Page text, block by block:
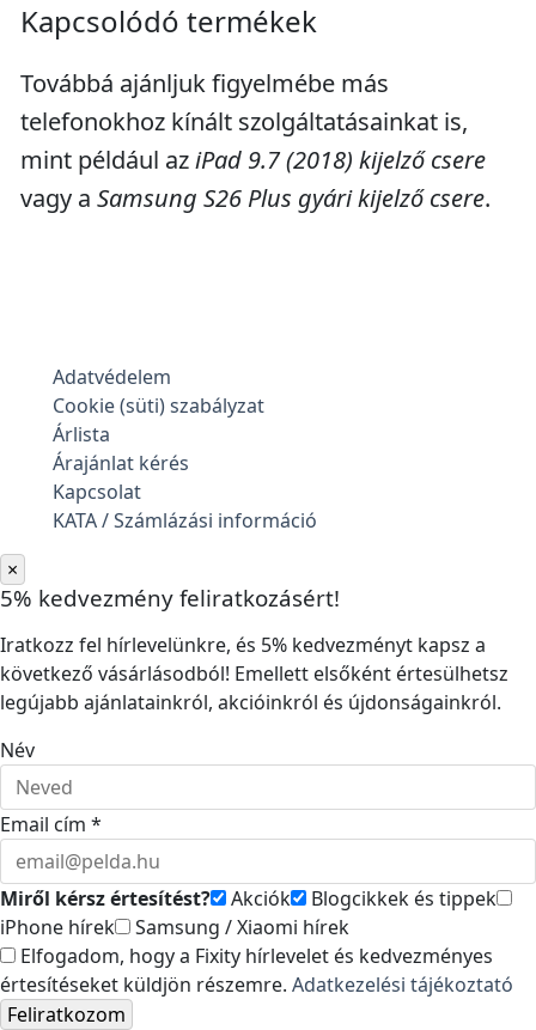
Kapcsolódó termékek
Továbbá ajánljuk figyelmébe más
telefonokhoz kínált szolgáltatásainkat is,
mint például aziPad 9.7 (2018) kijelző csere
vagy a Samsung S26 Plus gyári kijelző csere.
Adatvédelem
Cookie (süti) szabályzat
Árlista
Árajánlat kérés
Kapcsolat
KATA / Számlázási információ
×
5% kedvezmény feliratkozásért!
Iratkozz fel hírlevelünkre, és 5% kedvezményt kapsz a
következő vásárlásodból! Emellett elsőként értesülhetsz
legújabb ajánlatainkról, akcióinkról és újdonságainkról.
Név
Email cím *
Miről kérsz értesítést? Akciók
Blogcikkek és tippek
iPhone hírek
Samsung / Xiaomi hírek
Elfogadom, hogy a Fixity hírlevelet és kedvezményes
értesítéseket küldjön részemre. Adatkezelési tájékoztató
Feliratkozom